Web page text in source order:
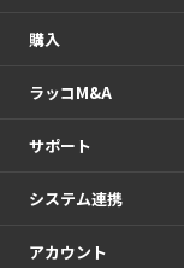
購入
ラッコM&A
サポート
システム連携
アカウント